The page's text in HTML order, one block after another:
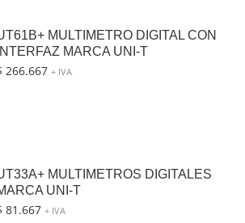
MULTIMETRO DIGITAL CON
INTERFAZ MARCA UNI-T
266.667 + IVA
MULTIMETROS DIGITALES
UNI-T
81.667 + IVA